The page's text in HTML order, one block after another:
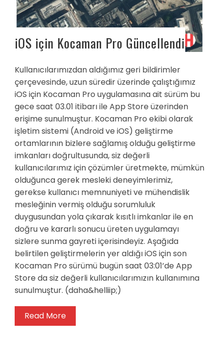
iOS için Kocaman Pro Güncellendi
Kullanıcılarımızdan aldığımız geri bildirimler
çerçevesinde, uzun süredir üzerinde çalıştığımız
iOS için Kocaman Pro uygulamasına ait sürüm bu
gece saat 03.01 itibarı ile App Store üzerinden
erişime sunulmuştur. Kocaman Pro ekibi olarak
işletim sistemi (Android ve iOS) geliştirme
ortamlarının bizlere sağlamış olduğu geliştirme
imkanları doğrultusunda, siz değerli
kullanıcılarımız için çözümler üretmekte, mümkün
olduğunca gerek mesleki deneyimlerimiz,
gerekse kullanıcı memnuniyeti ve mühendislik
mesleğinin vermiş olduğu sorumluluk
duygusundan yola çıkarak kısıtlı imkanlar ile en
doğru ve kararlı sonucu üreten uygulamayı
sizlere sunma gayreti içerisindeyiz. Aşağıda
belirtilen geliştirmelerin yer aldığı iOS için son
Kocaman Pro sürümü bugün saat 03:01’de App
Store da siz değerli kullanıcılarımızın kullanımına
sunulmuştur. (daha&helliip;)
Read More